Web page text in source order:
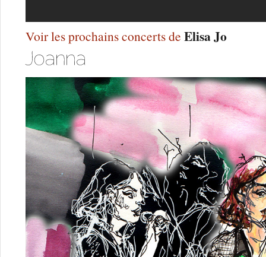
Voir les prochains concerts de Elisa Jo